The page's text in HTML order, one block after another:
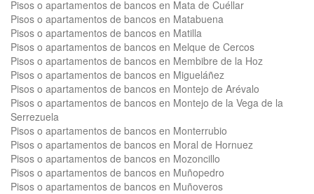
Pisos o apartamentos de bancos en Mata de Cuéllar
Pisos o apartamentos de bancos en Matabuena
Pisos o apartamentos de bancos en Matilla
Pisos o apartamentos de bancos en Melque de Cercos
Pisos o apartamentos de bancos en Membibre de la Hoz
Pisos o apartamentos de bancos en Migueláñez
Pisos o apartamentos de bancos en Montejo de Arévalo
Pisos o apartamentos de bancos en Montejo de la Vega de la
Serrezuela
Pisos o apartamentos de bancos en Monterrubio
Pisos o apartamentos de bancos en Moral de Hornuez
Pisos o apartamentos de bancos en Mozoncillo
Pisos o apartamentos de bancos en Muñopedro
Pisos o apartamentos de bancos en Muñoveros